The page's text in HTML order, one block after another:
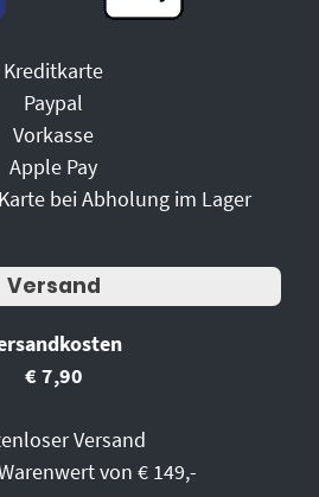
Kreditkarte
Paypal
Vorkasse
Apple Pay
bei Abholung im Lager
Versand
€ 7,90
Versand
von € 149,-